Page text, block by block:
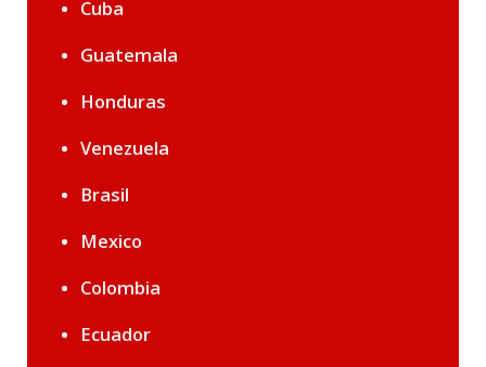
Cuba
Guatemala
Honduras
Venezuela
Brasil
Mexico
Colombia
Ecuador